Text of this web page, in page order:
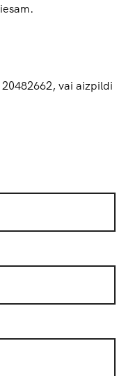
20482662, vai aizpildi